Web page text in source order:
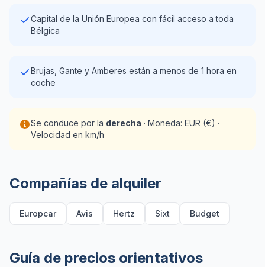
Capital de la Unión Europea con fácil acceso a toda
Bélgica
Brujas, Gante y Amberes están a menos de 1 hora en
coche
Se conduce por la derecha · Moneda: EUR (€) ·
Velocidad en km/h
Compañías de alquiler
Europcar Avis Hertz Sixt Budget
Guía de precios orientativos